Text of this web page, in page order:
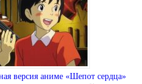
версия аниме «Шепот сердца»